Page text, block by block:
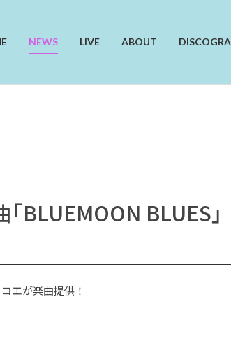
NEWS LIVE ABOUT
BLUEMOON BLUES」
エが楽曲提供！